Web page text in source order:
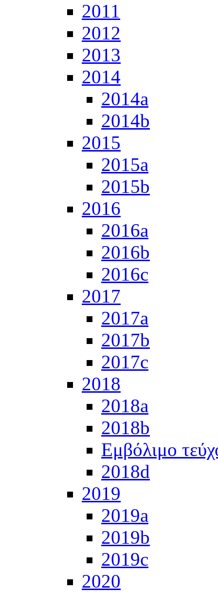
2011
2012
2013
2014
2014a
2014b
2015
2015a
2015b
2016
2016a
2016b
2016c
2017
2017a
2017b
2017c
2018
2018a
2018b
Εμβόλιμο
2018d
2019
2019a
2019b
2019c
2020